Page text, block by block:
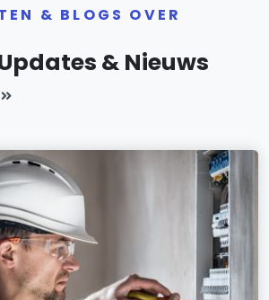
& BLOGS OVER
& Nieuws